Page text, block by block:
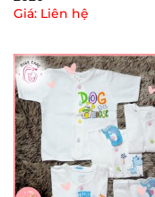
Giá: Liên hệ